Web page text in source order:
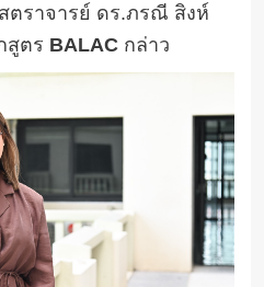
ตราจารย์ ดร.ภรณี สิงห์
สูตร BALAC กล่าว